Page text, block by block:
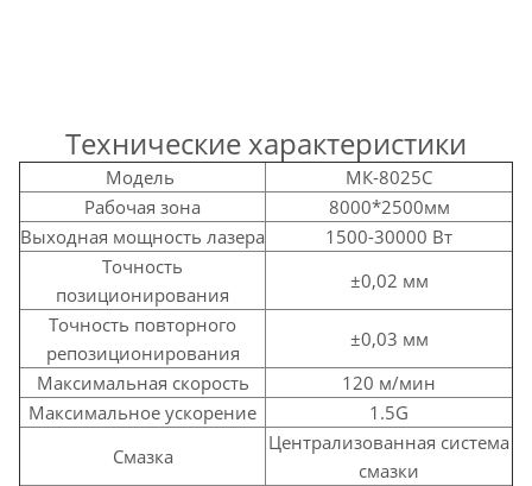
Технические характеристики
Модель
МК-8025С
Рабочая зона
8000*2500мм
Выходная мощность лазера
1500-30000 Вт
Точность
позиционирования
±0,02 мм
Точность повторного
репозиционирования
±0,03 мм
Максимальная скорость
120 м/мин
Максимальное ускорение
1.5G
Смазка
Централизованная система
смазки